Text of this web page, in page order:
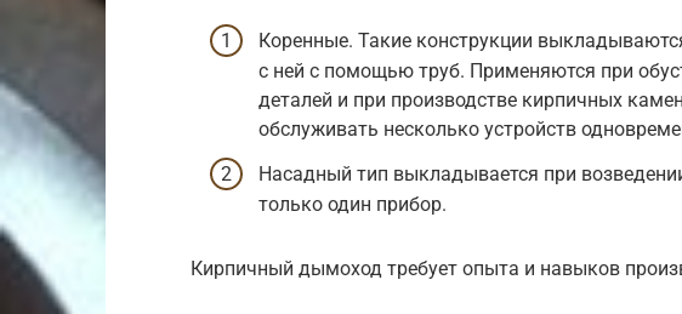
Коренные. Такие конструкции
с ней с помощью труб. Применяются при
деталей и при производстве кирпичных
обслуживать несколько устройств
Насадный тип выкладывается при
только один прибор.
Кирпичный дымоход требует опыта и навыков